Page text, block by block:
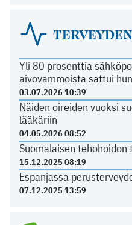
Yli 80 prosenttia
aivovammoista sattui
03.07.2026 10:39
Näiden oireiden vuoksi
lääkäriin
04.05.2026 08:52
Suomalaisen
15.12.2025 08:19
Espanjassa
07.12.2025 13:59